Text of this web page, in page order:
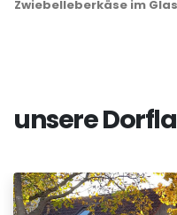
Zwiebelleberkäse im Glas
unsere